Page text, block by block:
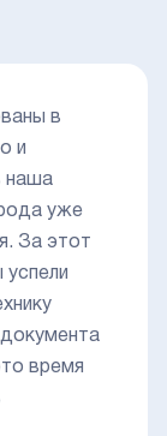
в
и
наша
уже
За этот
документа
время